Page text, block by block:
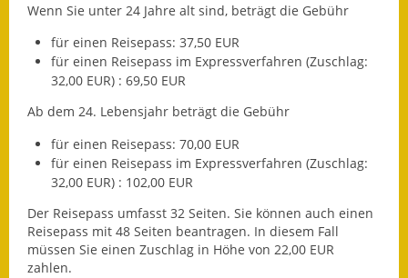
Baugebiete & Bauplätze
Bauwasser/Wasser/Abwasser
Bodenrichtwerte
Gerätehütten
Gutachterausschuss
Wenn Sie unter 24 Jahre alt sind, beträgt die Gebühr
für einen Reisepass: 37,50 EUR
für einen Reisepass im Expressverfahren (Zuschlag:
32,00 EUR) : 69,50 EUR
Ab dem 24. Lebensjahr beträgt die Gebühr
für einen Reisepass: 70,00 EUR
für einen Reisepass im Expressverfahren (Zuschlag:
32,00 EUR) : 102,00 EUR
Der Reisepass umfasst 32 Seiten. Sie können auch einen
Reisepass mit 48 Seiten beantragen. In diesem Fall
müssen Sie einen Zuschlag in Höhe von 22,00 EUR
zahlen.